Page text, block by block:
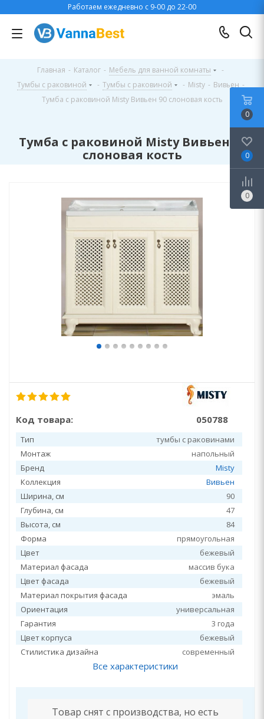
Работаем ежедневно с 9-00 до 22-00
Главная - Каталог - Мебель для ванной комнаты
-
Тумбы с раковиной
- Тумбы с раковиной - Misty - Вивьен -
Тумба с раковиной Misty Вивьен 90 слоновая кость
Тумба с раковиной Misty Вивьен 90
слоновая кость
Код товара: 050788
Тип
тумбы с раковинами
Монтаж
напольный
Бренд
Misty
Коллекция
Вивьен
Ширина, см
90
Глубина, см
47
Высота, см
84
Форма
прямоугольная
Цвет
бежевый
Материал фасада
массив бука
Цвет фасада
бежевый
Материал покрытия фасада
эмаль
Ориентация
универсальная
Гарантия
3 года
Цвет корпуса
бежевый
Стилистика дизайна
современный
Все характеристики
Товар снят с производства, но есть
0
0
0